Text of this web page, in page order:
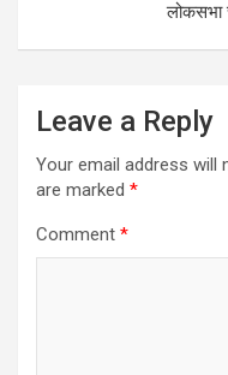
लोकसभा
Leave a Reply
Your email address will
are marked *
Comment *